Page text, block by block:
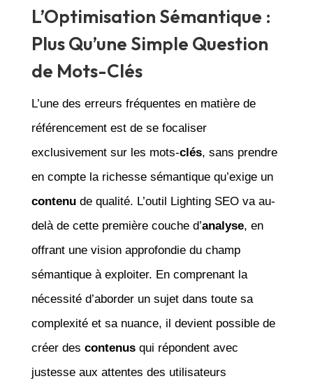
L’Optimisation Sémantique :
Plus Qu’une Simple Question
de Mots-Clés
L’une des erreurs fréquentes en matière de
référencement est de se focaliser
exclusivement sur les mots-clés, sans prendre
en compte la richesse sémantique qu’exige un
contenude qualité. L’outil Lighting SEO va au-
delà de cette première couche d’analyse, en
offrant une vision approfondie du champ
sémantique à exploiter. En comprenant la
nécessité d’aborder un sujet dans toute sa
complexité et sa nuance, il devient possible de
créer des contenusqui répondent avec
justesse aux attentes des utilisateurs